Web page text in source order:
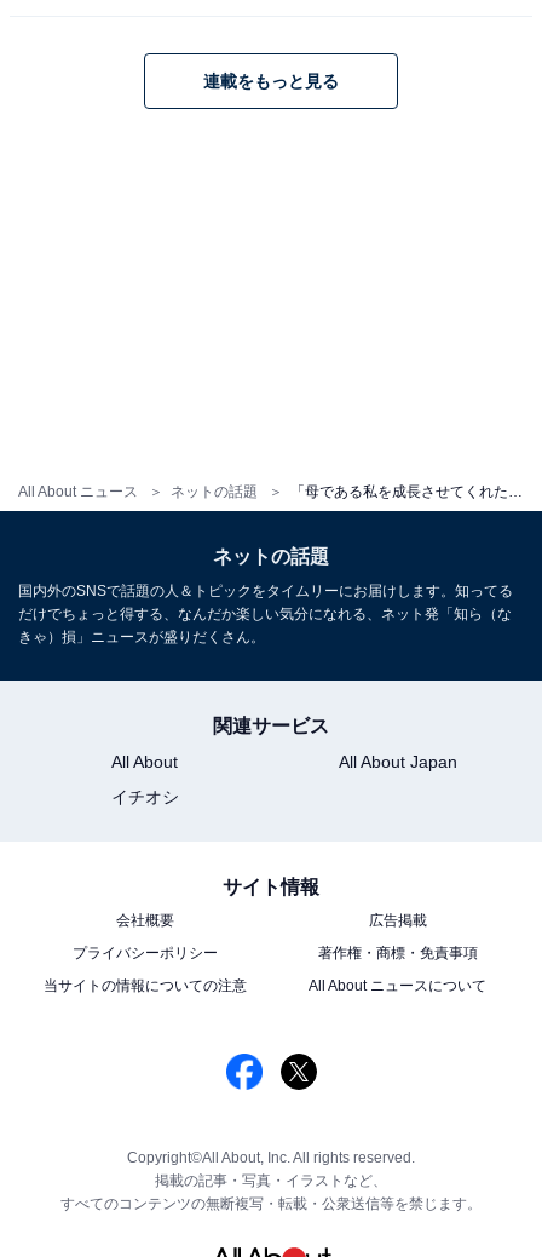
All About ニュース ネットの話題
連載をもっと見る
ネットの話題
国内外のSNSで話題の人＆トピックをタイムリーにお届けします。知ってる
だけでちょっと得する、なんだか楽しい気分になれる、ネット発「知ら（な
きゃ）損」ニュースが盛りだくさん。
関連サービス
All About
All About Japan
イチオシ
サイト情報
会社概要
広告掲載
プライバシーポリシー
著作権・商標・免責事項
当サイトの情報についての注意
All About ニュースについて
Copyright©All About, Inc. All rights reserved.
掲載の記事・写真・イラストなど、
すべてのコンテンツの無断複写・転載・公衆送信等を禁じます。